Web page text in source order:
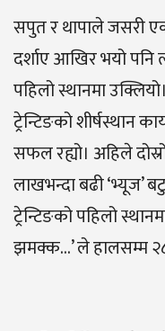
सपुत र थापाले जसरी
दर्शाए आखिर भयो पनि
पहिलो स्थानमा
ट्रेन्टिङको शीर्षस्थान
सफल रह्यो। अहिले
लाखभन्दा बढी
ट्रेन्टिङको पहिलो
झमक्क…’ ले हालसम्म